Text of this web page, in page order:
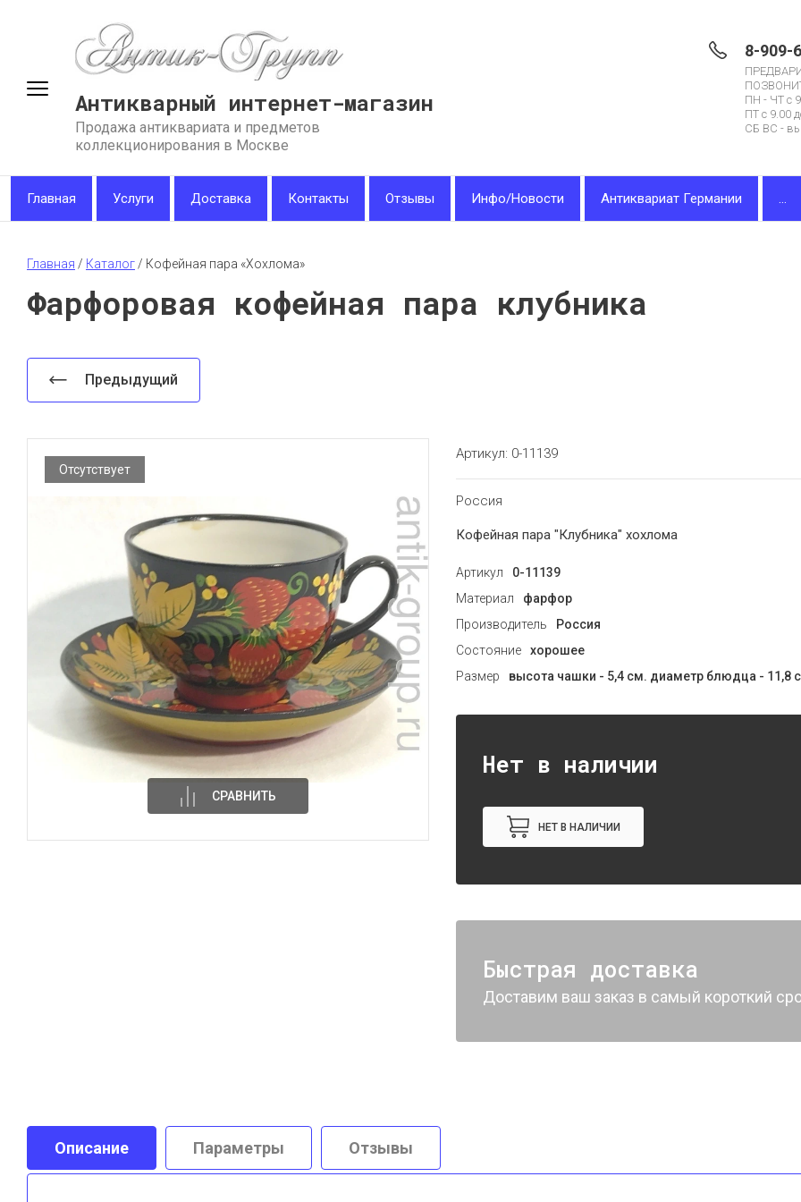
Антикварный интернет-магазин
Продажа антиквариата и предметов
коллекционирования в Москве
8-909-
ПН - ЧТ с
ПТ с 9.00
СБ ВС -
Главная Услуги Доставка Контакты Отзывы Инфо/Новости Антиквариат Германии ...
Главная / Каталог / Кофейная пара «Хохлома»
Фарфоровая кофейная пара клубника
Предыдущий
Отсутствует
СРАВНИТЬ
Артикул: 0-11139
Россия
Кофейная пара "Клубника" хохлома
Артикул
0-11139
Материал
фарфор
Производитель
Россия
Состояние
хорошее
Размер
высота чашки - 5,4 см. диаметр блюдца - 11,8
Нет в наличии
НЕТ В НАЛИЧИИ
Быстрая доставка
Доставим ваш заказ в самый короткий
Описание Параметры Отзывы